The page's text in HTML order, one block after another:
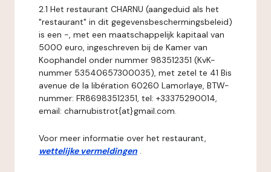
2.1 Het restaurant CHARNU (aangeduid als het
"restaurant" in dit gegevensbeschermingsbeleid)
is een -, met een maatschappelijk kapitaal van
5000 euro, ingeschreven bij de Kamer van
Koophandel onder nummer 983512351 (KvK-
nummer 53540657300035), met zetel te 41 Bis
avenue de la libération 60260 Lamorlaye, BTW-
nummer: FR86983512351, tel: +33375290014,
email: charnubistrot{at}gmail.com.
Voor meer informatie over het restaurant,
wettelijke vermeldingen .